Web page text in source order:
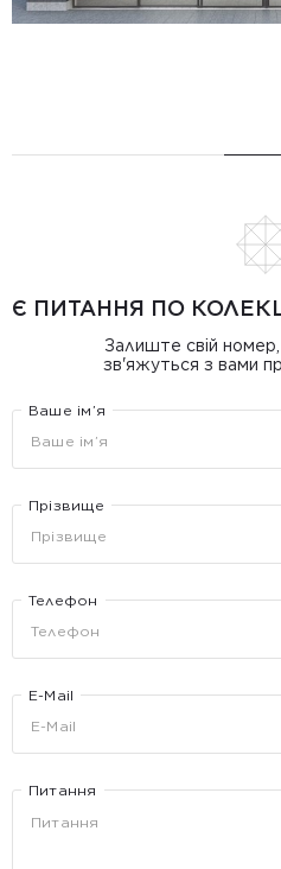
Є ПИТАННЯ ПО
Залиште свій
зв'яжуться з вами
Ваше ім’я
Прізвище
Телефон
E-Mail
Питання